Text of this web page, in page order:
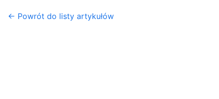
← Powrót do listy artykułów